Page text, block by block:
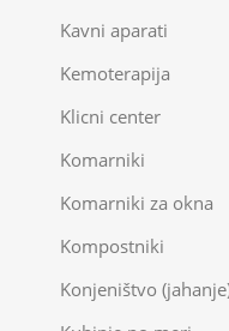
Kavni aparati
Kemoterapija
Klicni center
Komarniki
Komarniki za okna
Kompostniki
Konjeništvo